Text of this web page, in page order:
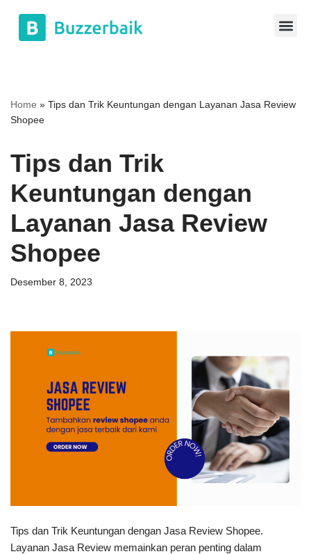
Lompat
Home » Tips dan Trik Keuntungan dengan Layanan Jasa Review
Shopee
Tips dan Trik
Keuntungan dengan
Layanan Jasa Review
Shopee
Desember 8, 2023
Tips dan Trik Keuntungan dengan Jasa Review Shopee.
Layanan Jasa Review memainkan peran penting dalam